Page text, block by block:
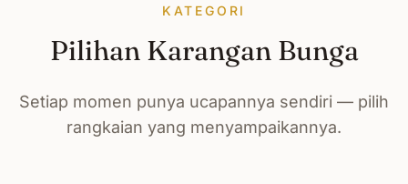
KATEGORI
Pilihan Karangan Bunga
Setiap momen punya ucapannya sendiri — pilih
rangkaian yang menyampaikannya.